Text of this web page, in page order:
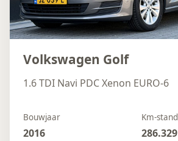
Volkswagen Golf
1.6 TDI Navi PDC Xenon EURO-6
Bouwjaar
2016
Km-stand
286.329